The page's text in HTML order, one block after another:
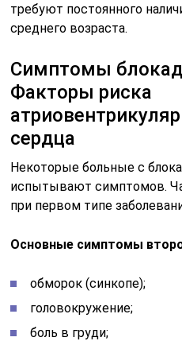
требуют постоянного
среднего возраста.
Симптомы
Факторы риска
сердца
Некоторые больные с
испытывают симптомов.
при первом типе
Основные симптомы
обморок (синкопе);
головокружение;
боль в груди;